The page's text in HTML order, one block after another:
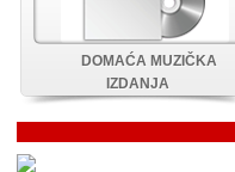
DOMAĆA MUZIČKA
IZDANJA